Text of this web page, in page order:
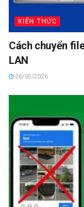
KIẾN THỨC
Cách chuyển
LAN
26/05/2026